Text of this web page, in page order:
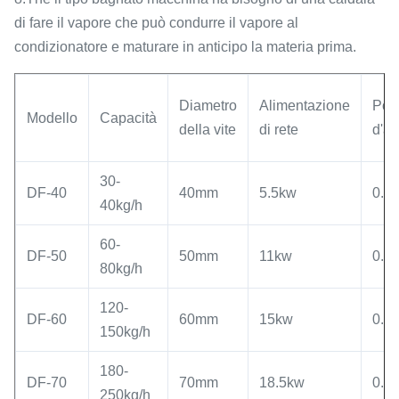
di fare il vapore che può condurre il vapore al
condizionatore e maturare in anticipo la materia prima.
Modello Capacità
Diametro
della vite
Alimentazione
di rete
DF-40
30-
40kg/h
40mm 5.5kw
DF-50
60-
80kg/h
50mm 11kw
DF-60
120-
150kg/h
60mm 15kw
DF-70
180-
250kg/h
70mm 18.5kw